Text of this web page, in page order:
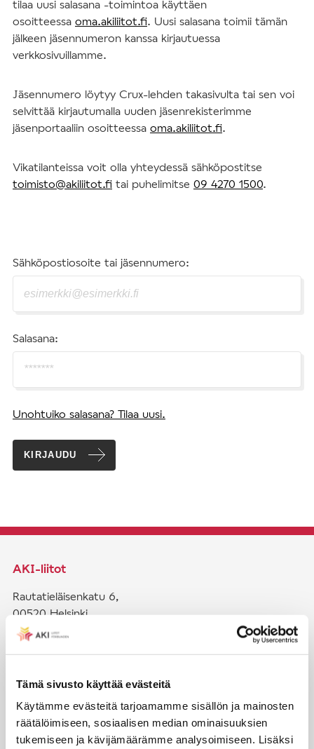
Tämä sivusto käyttää evästeitä
Käytämme evästeitä tarjoamamme sisällön ja mainosten
räätälöimiseen, sosiaalisen median ominaisuuksien
tukemiseen ja kävijämäärämme analysoimiseen. Lisäksi
tilaa uusi salasana -toimintoa käyttäen
osoitteessa oma.akiliitot.fi. Uusi salasana toimii tämän
jälkeen jäsennumeron kanssa kirjautuessa
verkkosivuillamme.
Jäsennumero löytyy Crux-lehden takasivulta tai sen voi
selvittää kirjautumalla uuden jäsenrekisterimme
jäsenportaaliin osoitteessa oma.akiliitot.fi.
Vikatilanteissa voit olla yhteydessä sähköpostitse
toimisto@akiliitot.fi tai puhelimitse 09 4270 1500.
Sähköpostiosoite tai jäsennumero:
Salasana:
Unohtuiko salasana? Tilaa uusi.
KIRJAUDU
AKI-liitot
Rautatieläisenkatu 6,
00520 Helsinki
puh. (09) 4270 1503
Seuraa meitä somessa: